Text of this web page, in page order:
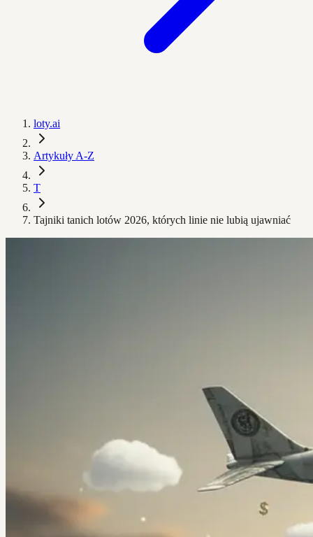
loty.ai
Artykuły A-Z
T
Tajniki tanich lotów 2026, których linie nie lubią ujawniać